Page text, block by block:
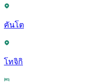
คันโต
โทจิกิ